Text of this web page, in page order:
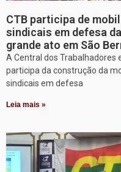
CTB participa de
sindicais em defesa
grande ato em São
A Central dos Trabalhadores
participa da construção da
sindicais em defesa
Leia mais »